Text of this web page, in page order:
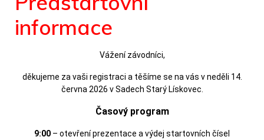
informace
Vážení závodníci,
děkujeme za vaši registraci a těšíme se na vás v neděli 14.
června 2026 v Sadech Starý Lískovec.
Časový program
9:00 – otevření prezentace a výdej startovních čísel